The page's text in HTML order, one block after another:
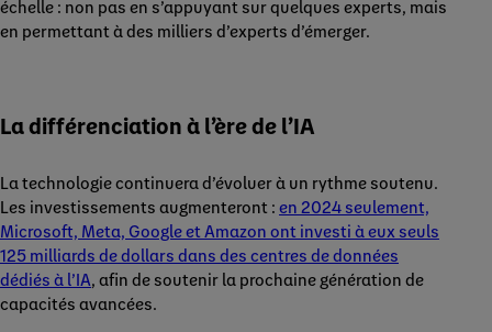
échelle : non pas en s’appuyant sur quelques experts, mais
en permettant à des milliers d’experts d’émerger.
La différenciation à l’ère de l’IA
La technologie continuera d’évoluer à un rythme soutenu.
Les investissements augmenteront : en 2024 seulement,
Microsoft, Meta, Google et Amazon ont investi à eux seuls
125 milliards de dollars dans des centres de données
dédiés à l’IA, afin de soutenir la prochaine génération de
capacités avancées.